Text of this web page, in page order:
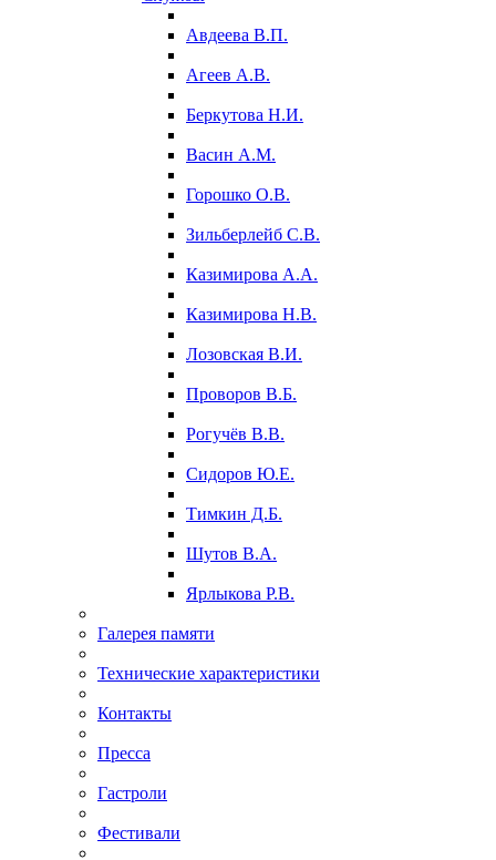
Авдеева В.П.
Агеев А.В.
Беркутова Н.И.
Васин А.М.
Горошко О.В.
Зильберлейб С.В.
Казимирова А.А.
Казимирова Н.В.
Лозовская В.И.
Проворов В.Б.
Рогучёв В.В.
Сидоров Ю.Е.
Тимкин Д.Б.
Шутов В.А.
Ярлыкова Р.В.
Галерея памяти
Технические характеристики
Контакты
Пресса
Гастроли
Фестивали